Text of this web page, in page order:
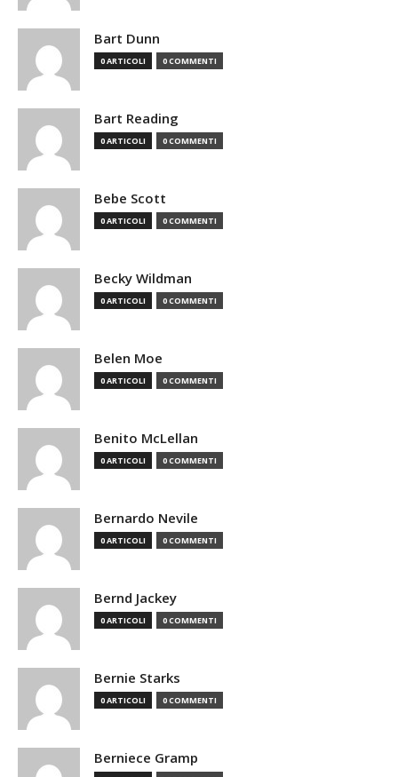
Bart Dunn
0 ARTICOLI 0 COMMENTI
Bart Reading
0 ARTICOLI 0 COMMENTI
Bebe Scott
0 ARTICOLI 0 COMMENTI
Becky Wildman
0 ARTICOLI 0 COMMENTI
Belen Moe
0 ARTICOLI 0 COMMENTI
Benito McLellan
0 ARTICOLI 0 COMMENTI
Bernardo Nevile
0 ARTICOLI 0 COMMENTI
Bernd Jackey
0 ARTICOLI 0 COMMENTI
Bernie Starks
0 ARTICOLI 0 COMMENTI
Berniece Gramp